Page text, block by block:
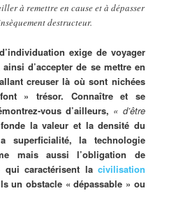
à remettre en cause et à dépasser
destructeur.
exige de voyager
d’accepter de se mettre en
creuser là où sont nichées
» trésor. Connaître et se
vous d’ailleurs, « d’être
la valeur et la densité du
la technologie
mais aussi l’obligation de
caractérisent lacivilisation
un obstacle « dépassable » ou